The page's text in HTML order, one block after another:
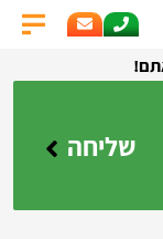
שליחה